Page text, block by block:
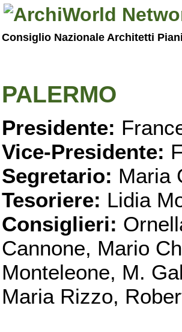
Consiglio Nazionale Architetti
PALERMO
Presidente:
Vice-Presidente:
Segretario: Maria
Tesoriere: Lidia
Consiglieri:
Cannone, Mario
Monteleone, M.
Maria Rizzo,